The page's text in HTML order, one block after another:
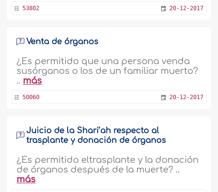
53802 20-12-2017
Venta de órganos
¿Es permitido que una persona venda
susórganos o los de un familiar muerto?
.. más
50060 20-12-2017
Juicio de la Shari’ah respecto al
trasplante y donación de órganos
¿Es permitido eltrasplante y la donación
de órganos después de la muerte? ..
más